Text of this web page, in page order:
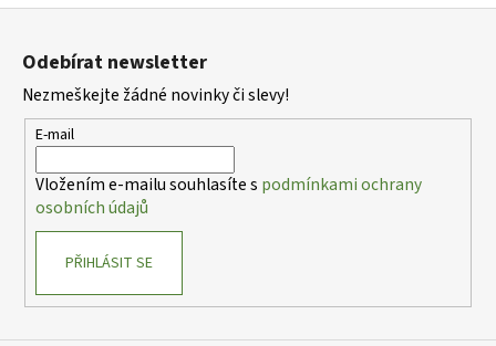
Z
Odebírat newsletter
Nezmeškejte žádné novinky či slevy!
E-mail
Vložením e-mailu souhlasíte s podmínkami ochrany
osobních údajů
PŘIHLÁSIT SE